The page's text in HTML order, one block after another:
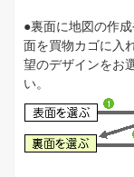
●裏面に地図の作
面を買物カゴに入
望のデザインをお
い。